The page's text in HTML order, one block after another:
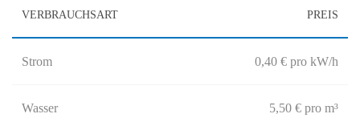
VERBRAUCHSART PREIS
Strom 0,40 € pro kW/h
Wasser 5,50 € pro m³